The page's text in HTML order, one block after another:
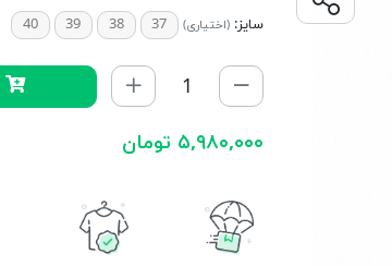
سایز: (اختیاری) 37
38
39
40
۵,۹۸۰,۰۰۰ تومان